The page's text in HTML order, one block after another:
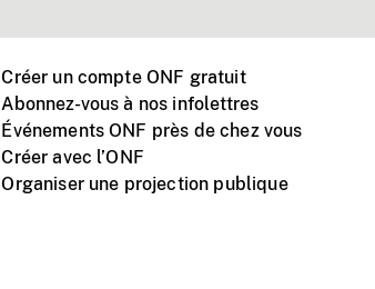
Créer un compte ONF gratuit
Abonnez-vous à nos infolettres
Événements ONF près de chez vous
Créer avec l’ONF
Organiser une projection publique